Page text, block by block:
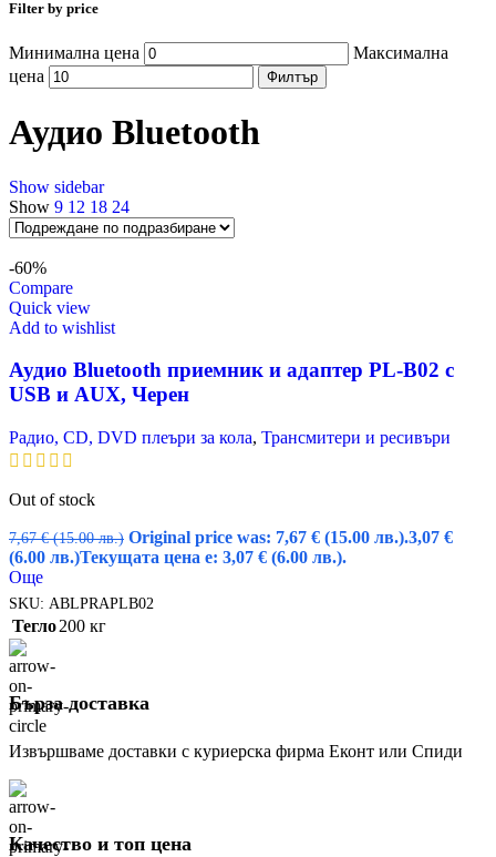
Filter by price
Минимална цена
Максимална
цена
Филтър
Аудио Bluetooth
Show sidebar
Show 9 12 18 24
-60%
Compare
Quick view
Add to wishlist
Аудио Bluetooth приемник и адаптер PL-B02 с
USB и AUX, Черен
Радио, CD, DVD плеъри за кола, Трансмитери и ресивъри
Out of stock
7,67€ (15.00 лв.) Original price was: 7,67 € (15.00 лв.).3,07 €
(6.00 лв.)Текущата цена е: 3,07 € (6.00 лв.).
Още
SKU: ABLPRAPLB02
Тегло200 кг
Бърза доставка
Извършваме доставки с куриерска фирма Еконт или Спиди
Качество и топ цена